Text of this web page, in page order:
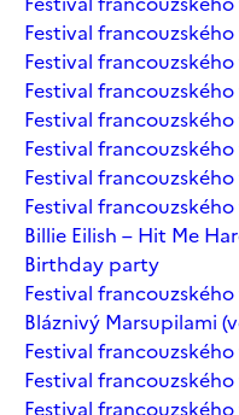
Festival
Festival
Festival
Festival
Festival
Festival
Festival
Billie Eilish – Hit Me
Birthday party
Festival
Bláznivý Marsupilami
Festival
Festival
Festival